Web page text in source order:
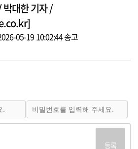
박대한 기자 /
05-19 10:02:44 송고
등록